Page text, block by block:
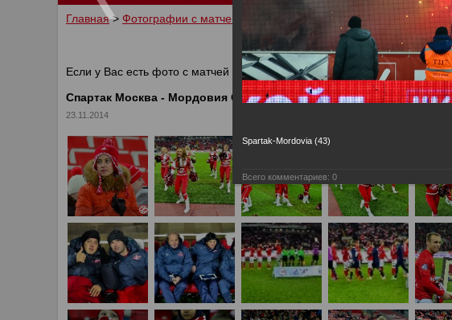
Главная> Фотографии с матчей Спартака, Сборной Росиии ФК
Уважаемые
Если у Вас есть фото с матчей
Спартака, высылайте нам на почтумы
Спартак Москва - Мордовия Саранск
23.11.2014
Spartak-Mordovia (43)
Всего комментариев: 0